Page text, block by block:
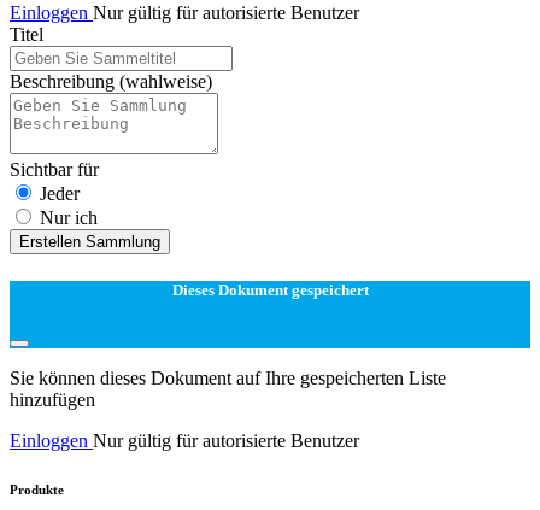
Einloggen Nur gültig für autorisierte Benutzer
Titel
Beschreibung (wahlweise)
Sichtbar für
Jeder
Nur ich
Erstellen Sammlung
Dieses Dokument gespeichert
Sie können dieses Dokument auf Ihre gespeicherten Liste
hinzufügen
Einloggen Nur gültig für autorisierte Benutzer
Produkte